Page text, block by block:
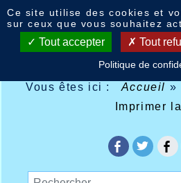
Vous êtes ici : Accueil »
Imprimer
Ce site utilise des cookies et
sur ceux que vous souhaitez
Tout accepter Tout
Politique de